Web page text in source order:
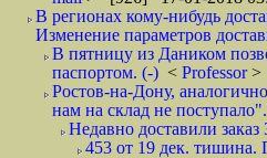
В регионах кому-нибудь
Изменение параметров
В пятницу из Даником
паспортом. (-) < Professor>
Ростов-на-Дону,
нам на склад не
Недавно доставили
453 от 19 дек. тишина.